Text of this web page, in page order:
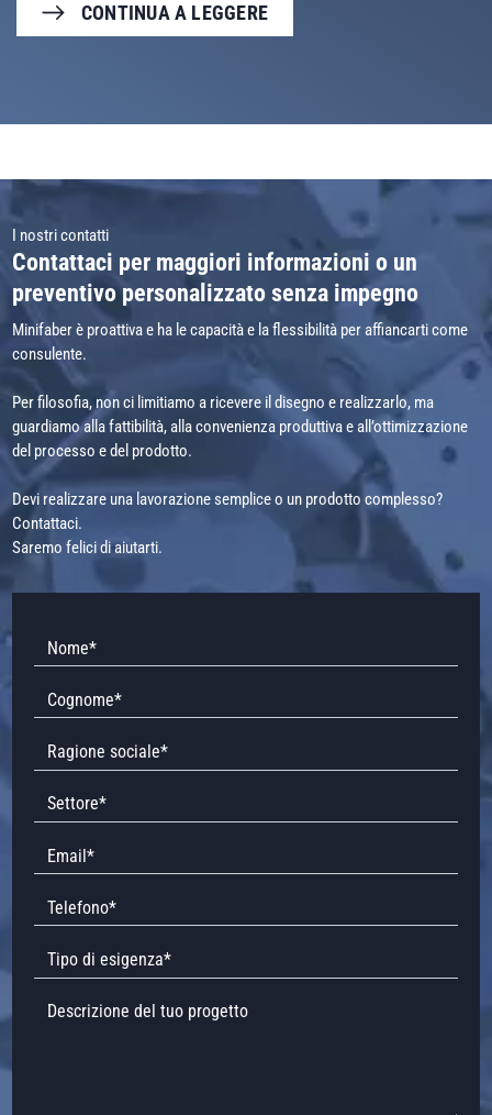
CONTINUA A LEGGERE
I nostri contatti
Contattaci per maggiori informazioni o un
preventivo personalizzato senza impegno
Minifaber è proattiva e ha le capacità e la flessibilità per affiancarti come
consulente.
Per filosofia, non ci limitiamo a ricevere il disegno e realizzarlo, ma
guardiamo alla fattibilità, alla convenienza produttiva e all’ottimizzazione
del processo e del prodotto.
Devi realizzare una lavorazione semplice o un prodotto complesso?
Contattaci.
Saremo felici di aiutarti.